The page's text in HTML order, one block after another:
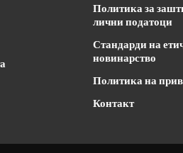
Политика за
лични податоци
Стандарди на
новинарство
Политика на
Контакт